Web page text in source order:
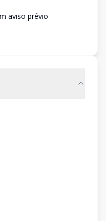
aviso prévio